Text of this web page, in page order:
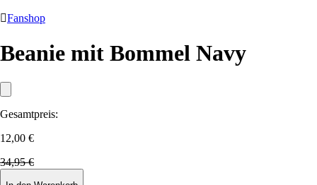
Fanshop
Beanie mit Bommel Navy
Gesamtpreis:
12,00 €
34,95 €